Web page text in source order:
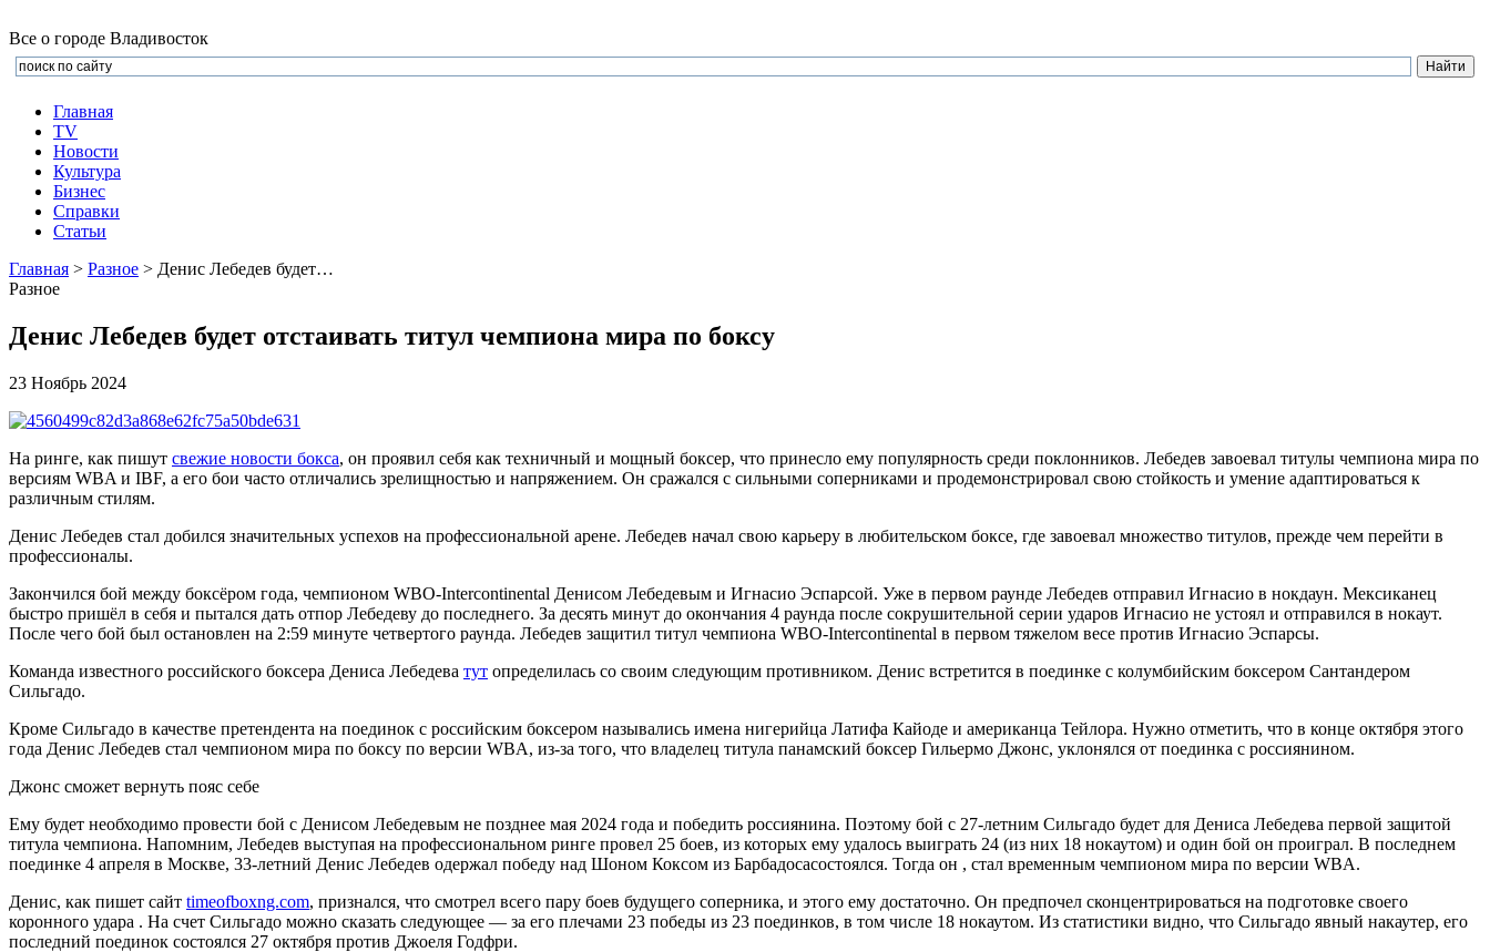
Все о городе Владивосток
Главная
TV
Новости
Культура
Бизнеc
Справки
Статьи
Главная > Разное > Денис Лебедев будет…
Разное
Денис Лебедев будет отстаивать титул чемпиона мира по боксу
23 Ноябрь 2024
На ринге, как пишут свежие новости бокса, он проявил себя как техничный и мощный боксер, что принесло ему популярность среди поклонников. Лебедев завоевал титулы чемпиона мира по
версиям WBA и IBF, а его бои часто отличались зрелищностью и напряжением. Он сражался с сильными соперниками и продемонстрировал свою стойкость и умение адаптироваться к
различным стилям.
Денис Лебедев стал добился значительных успехов на профессиональной арене. Лебедев начал свою карьеру в любительском боксе, где завоевал множество титулов, прежде чем перейти в
профессионалы.
Закончился бой между боксёром года, чемпионом WBO-Intercontinental Денисом Лебедевым и Игнасио Эспарсой. Уже в первом раунде Лебедев отправил Игнасио в нокдаун. Мексиканец
быстро пришёл в себя и пытался дать отпор Лебедеву до последнего. За десять минут до окончания 4 раунда после сокрушительной серии ударов Игнасио не устоял и отправился в нокаут.
После чего бой был остановлен на 2:59 минуте четвертого раунда. Лебедев защитил титул чемпиона WBO-Intercontinental в первом тяжелом весе против Игнасио Эспарсы.
Команда известного российского боксера Дениса Лебедева тут определилась со своим следующим противником. Денис встретится в поединке с колумбийским боксером Сантандером
Сильгадо.
Кроме Сильгадо в качестве претендента на поединок с российским боксером назывались имена нигерийца Латифа Кайоде и американца Тейлора. Нужно отметить, что в конце октября этого
года Денис Лебедев стал чемпионом мира по боксу по версии WBA, из-за того, что владелец титула панамский боксер Гильермо Джонс, уклонялся от поединка с россиянином.
Джонс сможет вернуть пояс себе
Ему будет необходимо провести бой с Денисом Лебедевым не позднее мая 2024 года и победить россиянина. Поэтому бой с 27-летним Сильгадо будет для Дениса Лебедева первой защитой
титула чемпиона. Напомним, Лебедев выступая на профессиональном ринге провел 25 боев, из которых ему удалось выиграть 24 (из них 18 нокаутом) и один бой он проиграл. В последнем
поединке 4 апреля в Москве, 33-летний Денис Лебедев одержал победу над Шоном Коксом из Барбадосасостоялся. Тогда он , стал временным чемпионом мира по версии WBA.
Денис, как пишет сайт timeofboxng.com, признался, что смотрел всего пару боев будущего соперника, и этого ему достаточно. Он предпочел сконцентрироваться на подготовке своего
коронного удара . На счет Сильгадо можно сказать следующее — за его плечами 23 победы из 23 поединков, в том числе 18 нокаутом. Из статистики видно, что Сильгадо явный накаутер, его
последний поединок состоялся 27 октября против Джоеля Годфри.